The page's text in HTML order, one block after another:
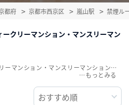
都府 京都市西京区 嵐山駅 禁煙ル
クリーマンション・マンスリーマン
嵐山駅/禁煙ルームのウィークリーマンション・マンスリーマンション賃貸物件一覧を掲載中。敷金・礼金無料、家具・家電付をご紹介。こだわり条件での絞込みも簡単！
…